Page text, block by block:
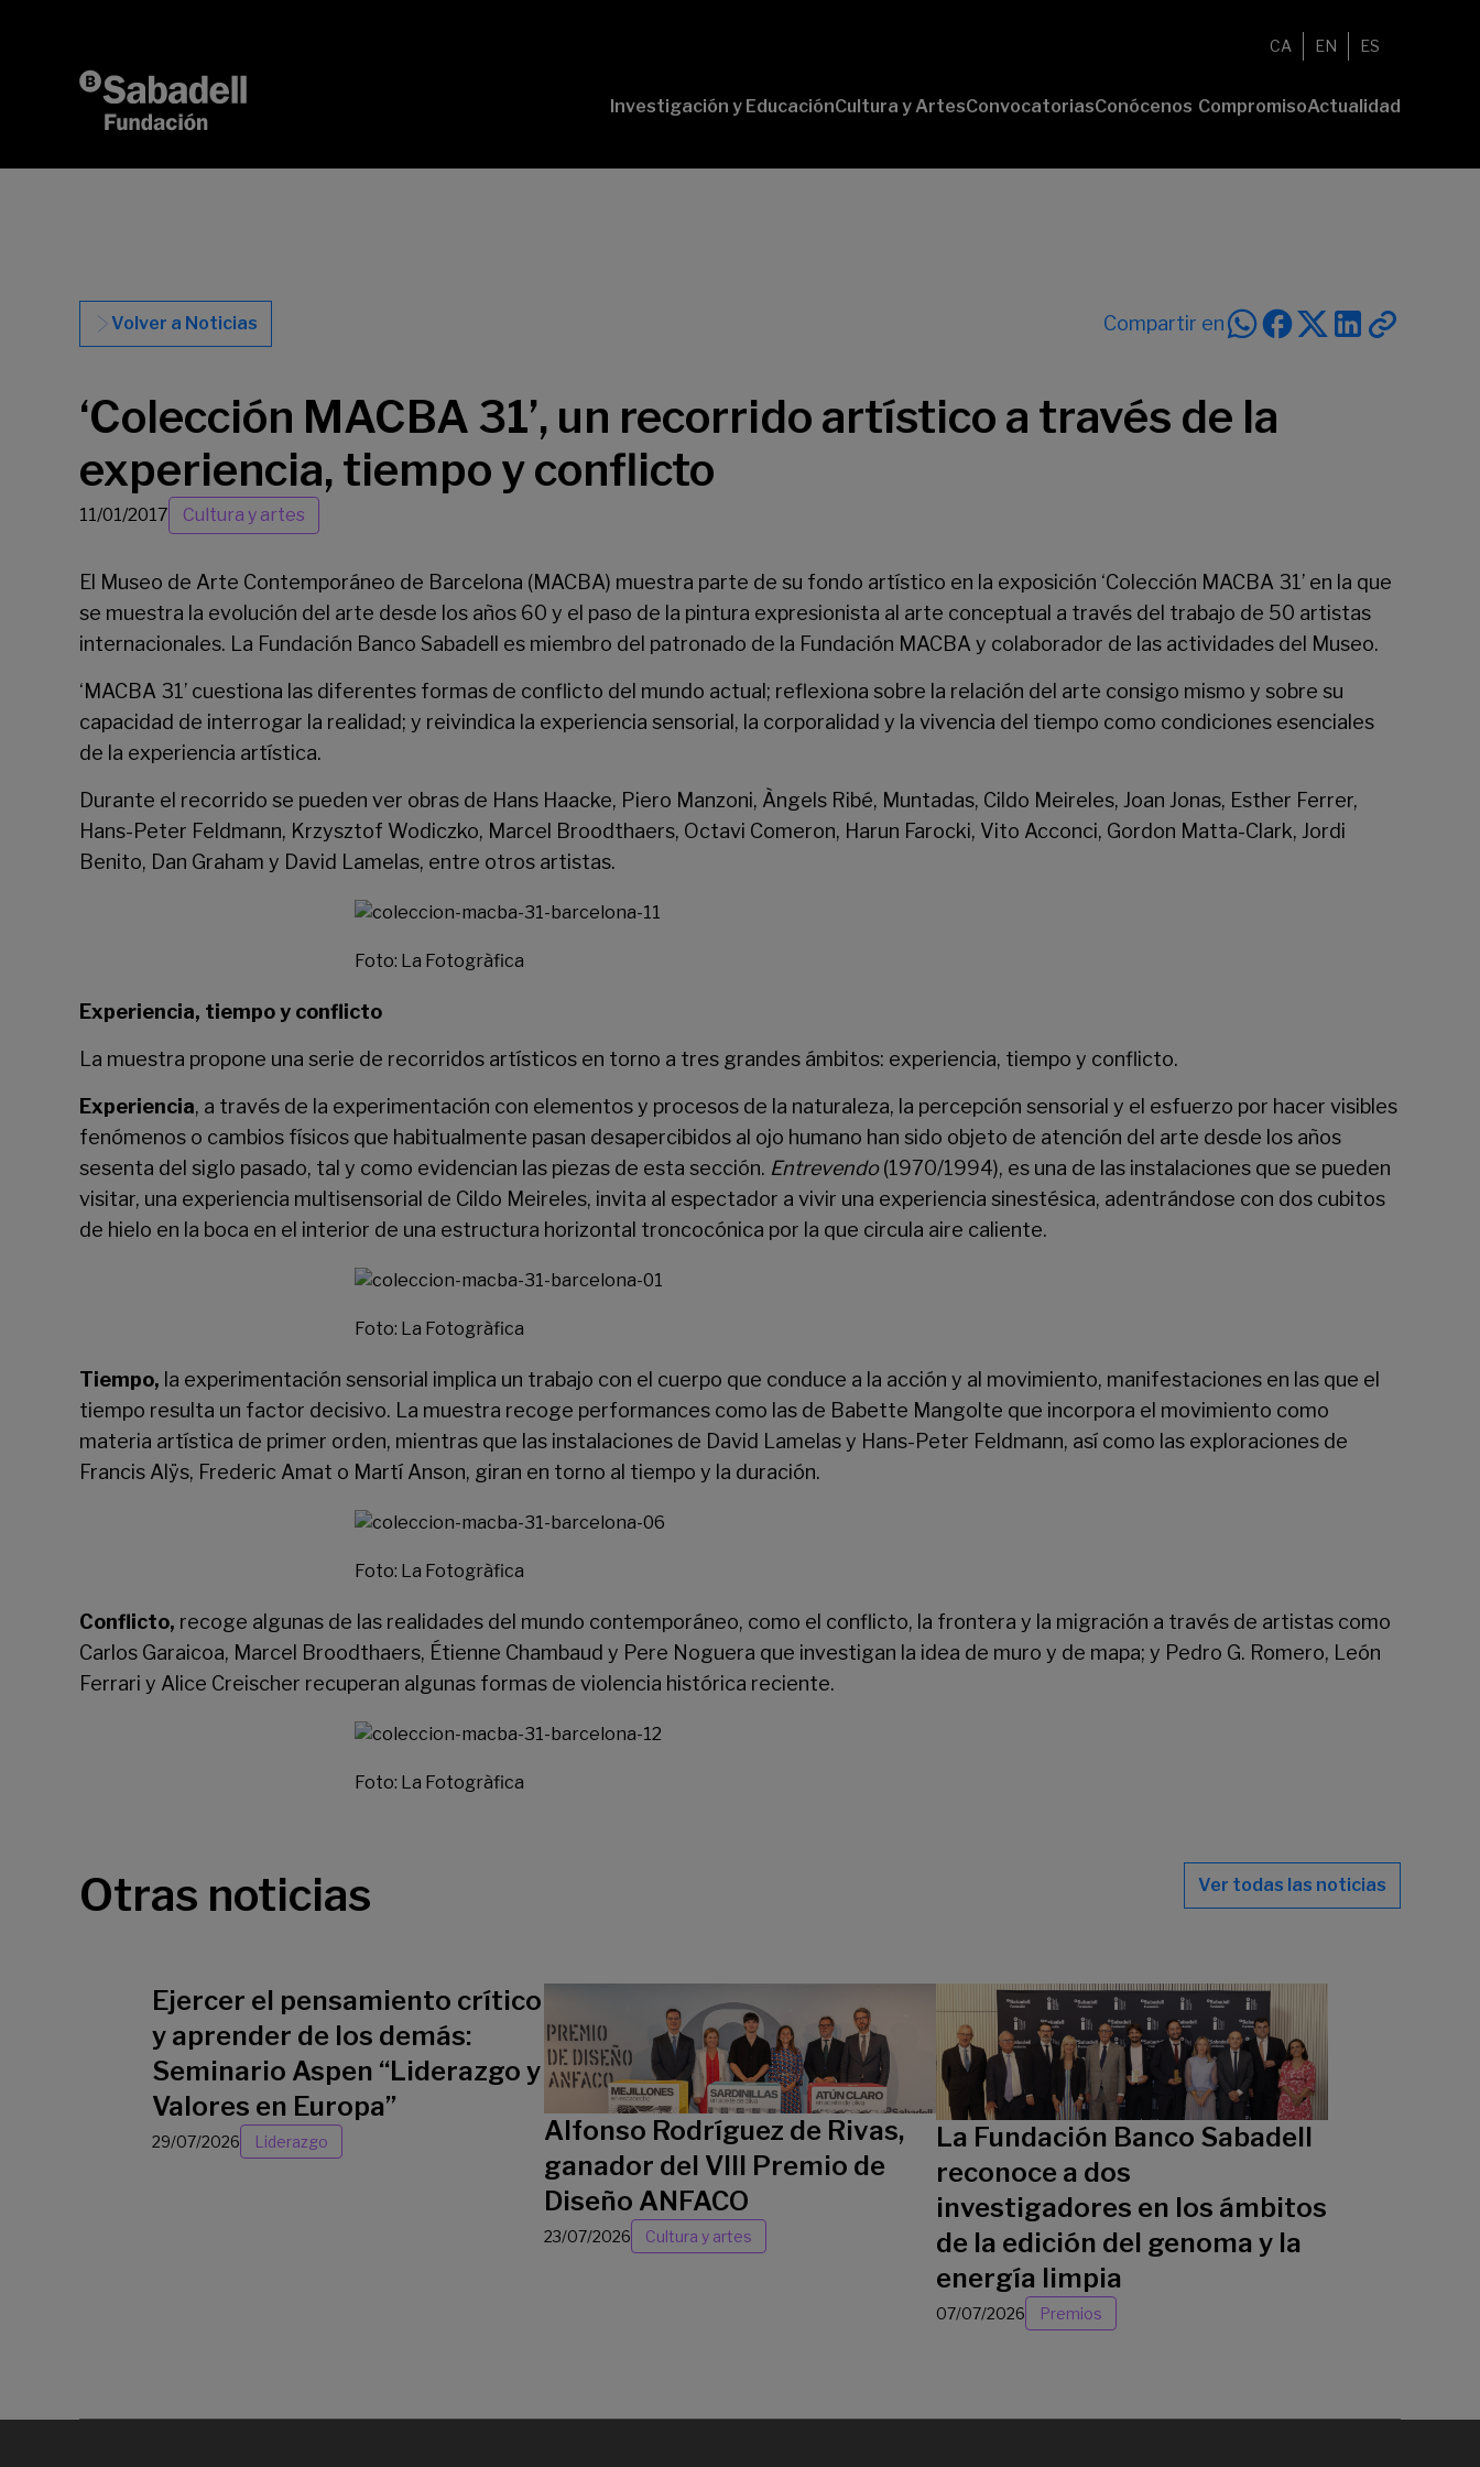
CA EN ES
Investigación y EducaciónCultura y ArtesConvocatoriasConócenos CompromisoActualidad
Volver a Noticias Compartir en
‘Colección MACBA 31’, un recorrido artístico a través de la
experiencia, tiempo y conflicto
11/01/2017 Cultura y artes
El Museo de Arte Contemporáneo de Barcelona (MACBA) muestra parte de su fondo artístico en la exposición ‘Colección MACBA 31’ en la que
se muestra la evolución del arte desde los años 60 y el paso de la pintura expresionista al arte conceptual a través del trabajo de 50 artistas
internacionales. La Fundación Banco Sabadell es miembro del patronado de la Fundación MACBA y colaborador de las actividades del Museo.
‘MACBA 31’ cuestiona las diferentes formas de conflicto del mundo actual; reflexiona sobre la relación del arte consigo mismo y sobre su
capacidad de interrogar la realidad; y reivindica la experiencia sensorial, la corporalidad y la vivencia del tiempo como condiciones esenciales
de la experiencia artística.
Durante el recorrido se pueden ver obras de Hans Haacke, Piero Manzoni, Àngels Ribé, Muntadas, Cildo Meireles, Joan Jonas, Esther Ferrer,
Hans-Peter Feldmann, Krzysztof Wodiczko, Marcel Broodthaers, Octavi Comeron, Harun Farocki, Vito Acconci, Gordon Matta-Clark, Jordi
Benito, Dan Graham y David Lamelas, entre otros artistas.
Foto: La Fotogràfica
Experiencia, tiempo y conflicto
La muestra propone una serie de recorridos artísticos en torno a tres grandes ámbitos: experiencia, tiempo y conflicto.
Experiencia, a través de la experimentación con elementos y procesos de la naturaleza, la percepción sensorial y el esfuerzo por hacer visibles
fenómenos o cambios físicos que habitualmente pasan desapercibidos al ojo humano han sido objeto de atención del arte desde los años
sesenta del siglo pasado, tal y como evidencian las piezas de esta sección. Entrevendo(1970/1994), es una de las instalaciones que se pueden
visitar, una experiencia multisensorial de Cildo Meireles, invita al espectador a vivir una experiencia sinestésica, adentrándose con dos cubitos
de hielo en la boca en el interior de una estructura horizontal troncocónica por la que circula aire caliente.
Foto: La Fotogràfica
Tiempo, la experimentación sensorial implica un trabajo con el cuerpo que conduce a la acción y al movimiento, manifestaciones en las que el
tiempo resulta un factor decisivo. La muestra recoge performances como las de Babette Mangolte que incorpora el movimiento como
materia artística de primer orden, mientras que las instalaciones de David Lamelas y Hans-Peter Feldmann, así como las exploraciones de
Francis Alÿs, Frederic Amat o Martí Anson, giran en torno al tiempo y la duración.
Foto: La Fotogràfica
Conflicto, recoge algunas de las realidades del mundo contemporáneo, como el conflicto, la frontera y la migración a través de artistas como
Carlos Garaicoa, Marcel Broodthaers, Étienne Chambaud y Pere Noguera que investigan la idea de muro y de mapa; y Pedro G. Romero, León
Ferrari y Alice Creischer recuperan algunas formas de violencia histórica reciente.
Foto: La Fotogràfica
Otras noticias Ver todas las noticias
Ejercer el pensamiento crítico
y aprender de los demás:
Seminario Aspen “Liderazgo y
Valores en Europa”
29/07/2026 Liderazgo
Alfonso Rodríguez de Rivas,
ganador del VIII Premio de
Diseño ANFACO
23/07/2026 Cultura y artes
La Fundación Banco Sabadell
reconoce a dos
investigadores en los ámbitos
de la edición del genoma y la
energía limpia
07/07/2026 Premios